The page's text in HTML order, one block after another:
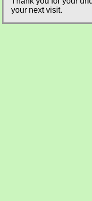
your next visit.